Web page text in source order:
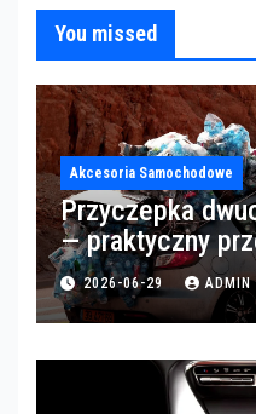
You missed
Akcesoria Samochodowe
Przyczepka
— praktyczny
2026-06-29 ADMIN